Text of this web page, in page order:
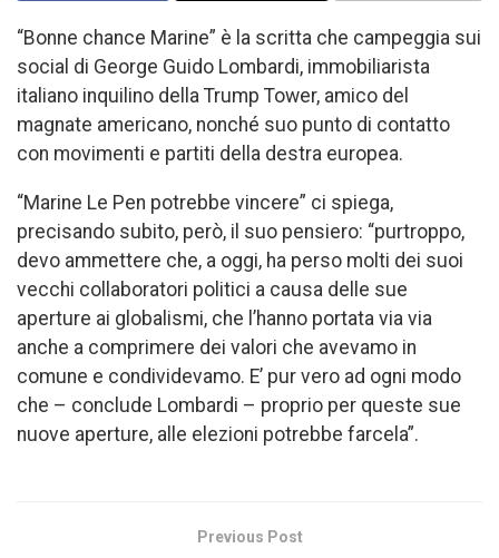
“Bonne chance Marine” è la scritta che campeggia sui
social di George Guido Lombardi, immobiliarista
italiano inquilino della Trump Tower, amico del
magnate americano, nonché suo punto di contatto
con movimenti e partiti della destra europea.
“Marine Le Pen potrebbe vincere” ci spiega,
precisando subito, però, il suo pensiero: “purtroppo,
devo ammettere che, a oggi, ha perso molti dei suoi
vecchi collaboratori politici a causa delle sue
aperture ai globalismi, che l’hanno portata via via
anche a comprimere dei valori che avevamo in
comune e condividevamo. E’ pur vero ad ogni modo
che – conclude Lombardi – proprio per queste sue
nuove aperture, alle elezioni potrebbe farcela”.
Previous Post